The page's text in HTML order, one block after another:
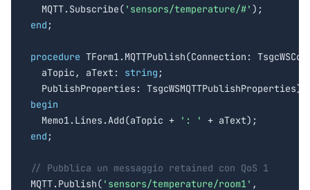
MQTT.Subscribe( 'sensors/temperature/#'
end ;
procedure TForm1.MQTTPublish(Connection:
  aTopic, aText:
string ;
begin
Memo1.Lines.Add(aTopic +
': '
end ;
// Pubblica un messaggio retained con QoS 1
MQTT.Publish( 'sensors/temperature/room1' ,